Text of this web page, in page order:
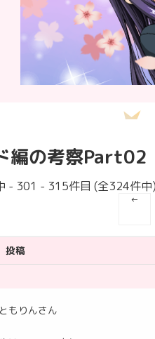
編の考察Part02
- 301 - 315件目 (全324件中)
←
投稿
ともりんさん